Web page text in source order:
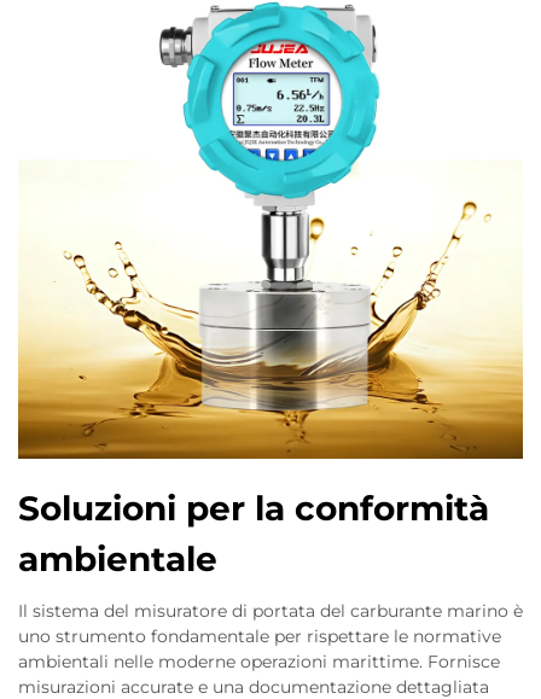
Soluzioni per la conformità
ambientale
Il sistema del misuratore di portata del carburante marino è
uno strumento fondamentale per rispettare le normative
ambientali nelle moderne operazioni marittime. Fornisce
misurazioni accurate e una documentazione dettagliata